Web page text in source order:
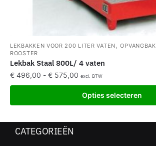
LEKBAKKEN VOOR 200 LITER VATEN,OPVANGBAK
ROOSTER
Lekbak Staal 800L/ 4 vaten
€ 496,00 - € 575,00 excl. BTW
Opties selecteren
CATEGORIEËN